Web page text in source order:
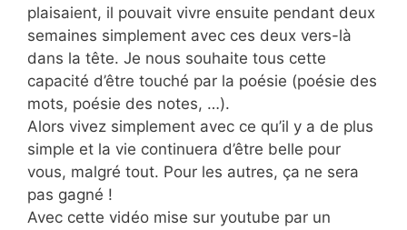
plaisaient, il pouvait vivre ensuite pendant deux
semaines simplement avec ces deux vers-là
dans la tête. Je nous souhaite tous cette
capacité d’être touché par la poésie (poésie des
mots, poésie des notes, …).
Alors vivez simplement avec ce qu’il y a de plus
simple et la vie continuera d’être belle pour
vous, malgré tout. Pour les autres, ça ne sera
pas gagné !
Avec cette vidéo mise sur youtube par un